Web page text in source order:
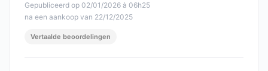
Gepubliceerd op 02/01/2026 à 06h25
na een aankoop van 22/12/2025
Vertaalde beoordelingen